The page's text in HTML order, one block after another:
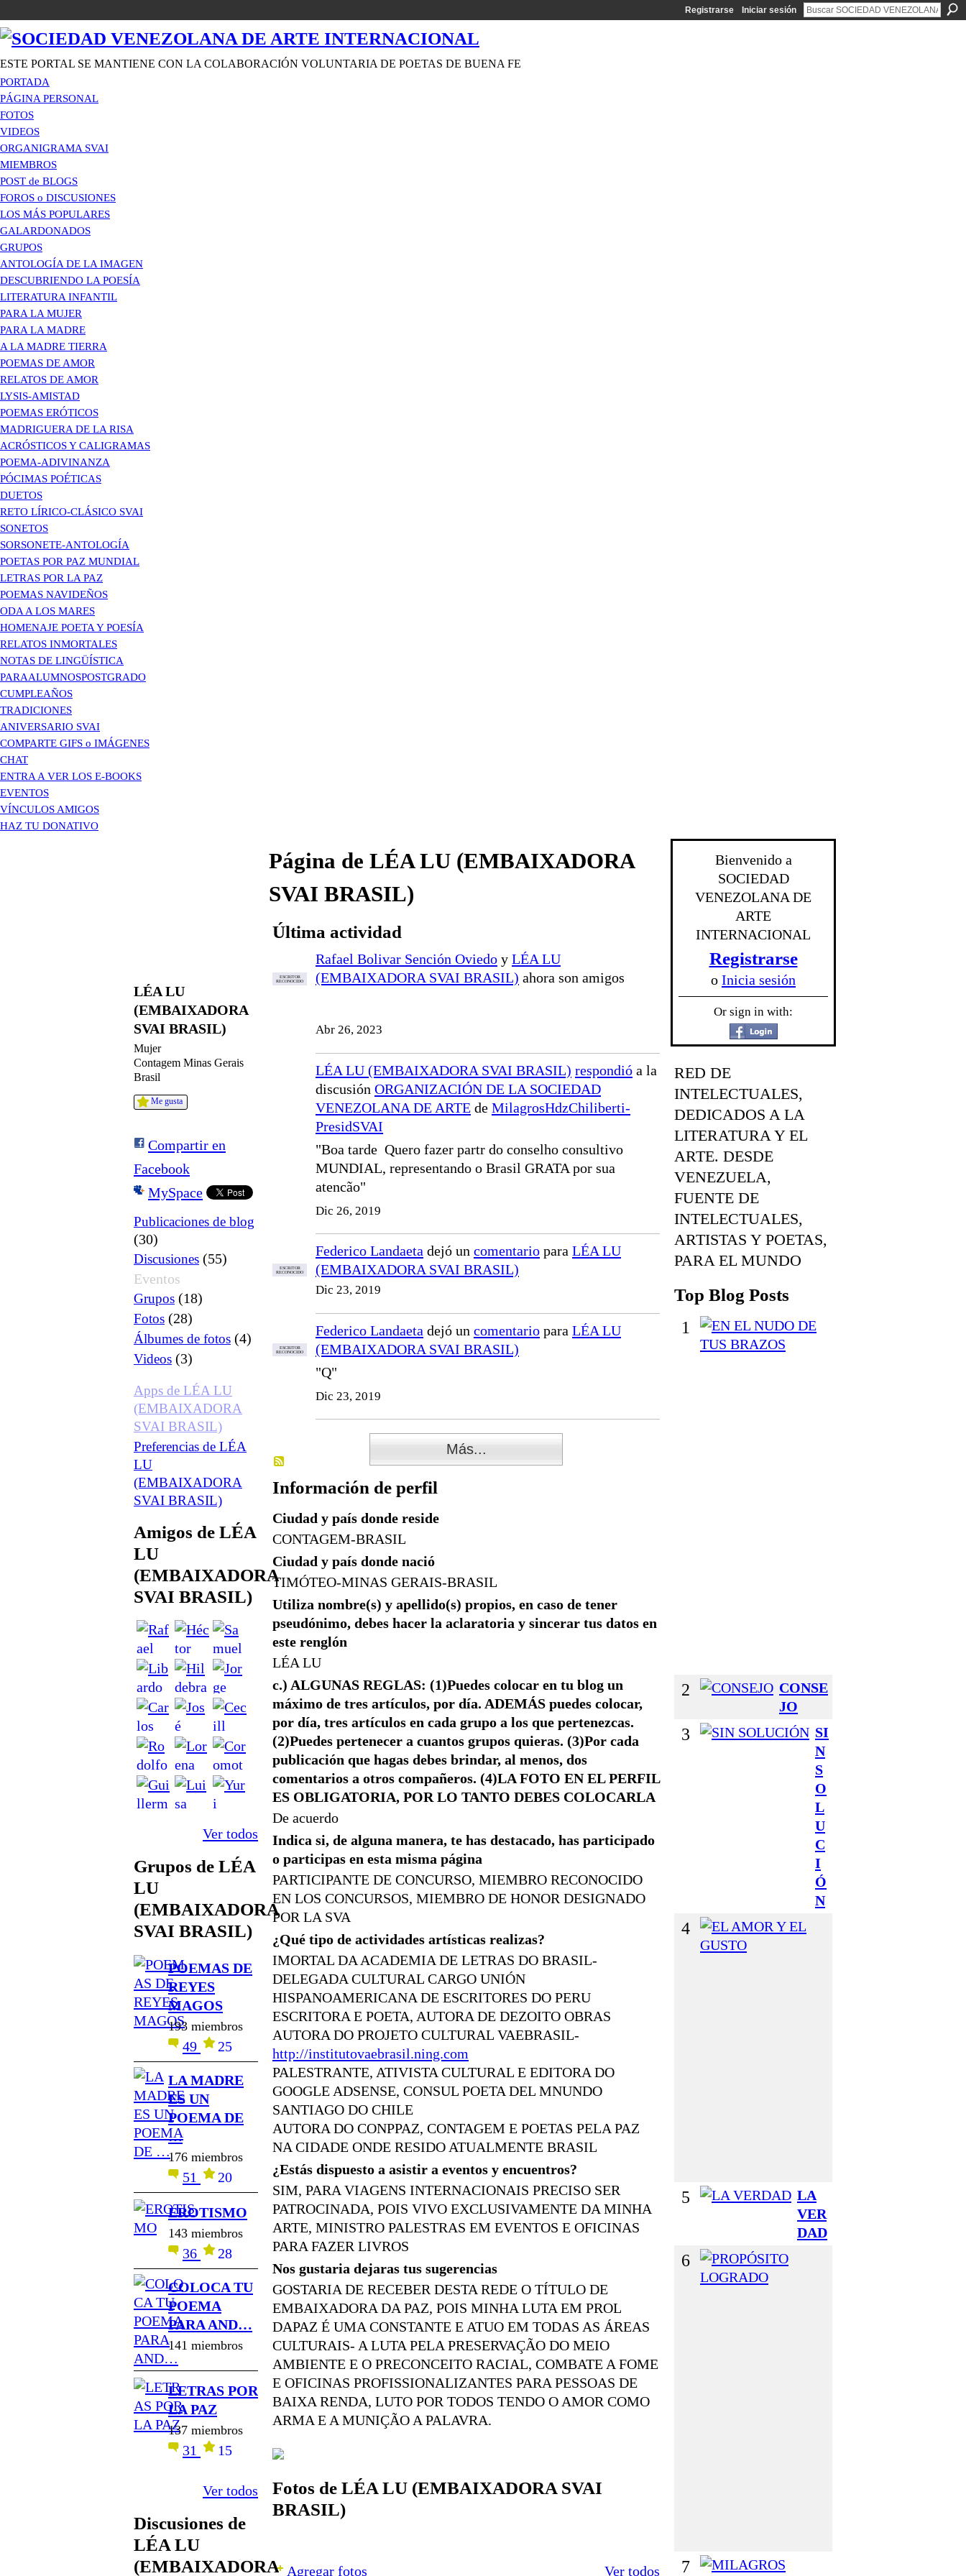
Registrarse Iniciar sesión
ESTE PORTAL SE MANTIENE CON LA COLABORACIÓN VOLUNTARIA DE POETAS DE BUENA FE
PORTADA
PÁGINA PERSONAL
FOTOS
VIDEOS
ORGANIGRAMA SVAI
MIEMBROS
POST de BLOGS
FOROS o DISCUSIONES
LOS MÁS POPULARES
GALARDONADOS
GRUPOS
ANTOLOGÍA DE LA IMAGEN
DESCUBRIENDO LA POESÍA
LITERATURA INFANTIL
PARA LA MUJER
PARA LA MADRE
A LA MADRE TIERRA
POEMAS DE AMOR
RELATOS DE AMOR
LYSIS-AMISTAD
POEMAS ERÓTICOS
MADRIGUERA DE LA RISA
ACRÓSTICOS Y CALIGRAMAS
POEMA-ADIVINANZA
PÓCIMAS POÉTICAS
DUETOS
RETO LÍRICO-CLÁSICO SVAI
SONETOS
SORSONETE-ANTOLOGÍA
POETAS POR PAZ MUNDIAL
LETRAS POR LA PAZ
POEMAS NAVIDEÑOS
ODA A LOS MARES
HOMENAJE POETA Y POESÍA
RELATOS INMORTALES
NOTAS DE LINGÜÍSTICA
PARAALUMNOSPOSTGRADO
CUMPLEAÑOS
TRADICIONES
ANIVERSARIO SVAI
COMPARTE GIFS o IMÁGENES
CHAT
ENTRA A VER LOS E-BOOKS
EVENTOS
VÍNCULOS AMIGOS
HAZ TU DONATIVO
LÉA LU
(EMBAIXADORA
SVAI BRASIL)
Mujer
Contagem Minas Gerais
Brasil
Me gusta
Compartir en
Facebook
MySpace
Publicaciones de blog
(30)
Discusiones (55)
Eventos
Grupos (18)
Fotos (28)
Álbumes de fotos (4)
Videos (3)
Apps de LÉA LU
(EMBAIXADORA
SVAI BRASIL)
Preferencias de LÉA
LU
(EMBAIXADORA
SVAI BRASIL)
Amigos de LÉA
LU
(EMBAIXADORA
SVAI BRASIL)
Ver todos
Grupos de LÉA
LU
(EMBAIXADORA
SVAI BRASIL)
POEMAS DE
REYES
MAGOS
193 miembros
49 25
LA MADRE
ES UN
POEMA DE
…
176 miembros
51 20
EROTISMO
143 miembros
36 28
COLOCA TU
POEMA
PARA AND…
141 miembros
LETRAS POR
LA PAZ
137 miembros
31 15
Ver todos
Discusiones de
LÉA LU
(EMBAIXADORA
Página de LÉA LU (EMBAIXADORA
SVAI BRASIL)
Última actividad
ESCRITOR
RECONOCIDO
Rafael Bolivar Sención Oviedo y LÉA LU
(EMBAIXADORA SVAI BRASIL) ahora son amigos
Abr 26, 2023
LÉA LU (EMBAIXADORA SVAI BRASIL) respondió a la
discusión ORGANIZACIÓN DE LA SOCIEDAD
VENEZOLANA DE ARTE de MilagrosHdzChiliberti-
PresidSVAI
"Boa tarde Quero fazer partr do conselho consultivo
MUNDIAL, representando o Brasil GRATA por sua
atencão"
Dic 26, 2019
ESCRITOR
RECONOCIDO
Federico Landaeta dejó un comentario para LÉA LU
(EMBAIXADORA SVAI BRASIL)
Dic 23, 2019
ESCRITOR
RECONOCIDO
Federico Landaeta dejó un comentario para LÉA LU
(EMBAIXADORA SVAI BRASIL)
"Q"
Dic 23, 2019
Más...
Información de perfil
Ciudad y país donde reside
CONTAGEM-BRASIL
Ciudad y país donde nació
TIMÓTEO-MINAS GERAIS-BRASIL
Utiliza nombre(s) y apellido(s) propios, en caso de tener
pseudónimo, debes hacer la aclaratoria y sincerar tus datos en
este renglón
LÉA LU
c.) ALGUNAS REGLAS: (1)Puedes colocar en tu blog un
máximo de tres artículos, por día. ADEMÁS puedes colocar,
por día, tres artículos en cada grupo a los que pertenezcas.
(2)Puedes pertenecer a cuantos grupos quieras. (3)Por cada
publicación que hagas debes brindar, al menos, dos
comentarios a otros compañeros. (4)LA FOTO EN EL PERFIL
ES OBLIGATORIA, POR LO TANTO DEBES COLOCARLA
De acuerdo
Indica si, de alguna manera, te has destacado, has participado
o participas en esta misma página
PARTICIPANTE DE CONCURSO, MIEMBRO RECONOCIDO
EN LOS CONCURSOS, MIEMBRO DE HONOR DESIGNADO
POR LA SVA
¿Qué tipo de actividades artísticas realizas?
IMORTAL DA ACADEMIA DE LETRAS DO BRASIL-
DELEGADA CULTURAL CARGO UNIÓN
HISPANOAMERICANA DE ESCRITORES DO PERU
ESCRITORA E POETA, AUTORA DE DEZOITO OBRAS
AUTORA DO PROJETO CULTURAL VAEBRASIL-
http://institutovaebrasil.ning.com
PALESTRANTE, ATIVISTA CULTURAL E EDITORA DO
GOOGLE ADSENSE, CONSUL POETA DEL MNUNDO
SANTIAGO DO CHILE
AUTORA DO CONPPAZ, CONTAGEM E POETAS PELA PAZ
NA CIDADE ONDE RESIDO ATUALMENTE BRASIL
¿Estás dispuesto a asistir a eventos y encuentros?
SIM, PARA VIAGENS INTERNACIONAIS PRECISO SER
PATROCINADA, POIS VIVO EXCLUSIVAMENTE DA MINHA
ARTE, MINISTRO PALESTRAS EM EVENTOS E OFICINAS
PARA FAZER LIVROS
Nos gustaria dejaras tus sugerencias
GOSTARIA DE RECEBER DESTA REDE O TÍTULO DE
EMBAIXADORA DA PAZ, POIS MINHA LUTA EM PROL
DAPAZ É UMA CONSTANTE E ATUO EM TODAS AS ÁREAS
CULTURAIS- A LUTA PELA PRESERVAÇÃO DO MEIO
AMBIENTE E O PRECONCEITO RACIAL, COMBATE A FOME
E OFICINAS PROFISSIONALIZANTES PARA PESSOAS DE
BAIXA RENDA, LUTO POR TODOS TENDO O AMOR COMO
ARMA E A MUNIÇÃO A PALAVRA.
Fotos de LÉA LU (EMBAIXADORA SVAI
BRASIL)
Agregar fotos Ver todos
Bienvenido a
SOCIEDAD
VENEZOLANA DE
ARTE
INTERNACIONAL
Registrarse
o Inicia sesión
Or sign in with:
RED DE
INTELECTUALES,
DEDICADOS A LA
LITERATURA Y EL
ARTE. DESDE
VENEZUELA,
FUENTE DE
INTELECTUALES,
ARTISTAS Y POETAS,
PARA EL MUNDO
Top Blog Posts
1
2
CONSE
JO
3
SI
N
S
O
L
U
C
I
Ó
N
4
5
LA
VER
DAD
6
7